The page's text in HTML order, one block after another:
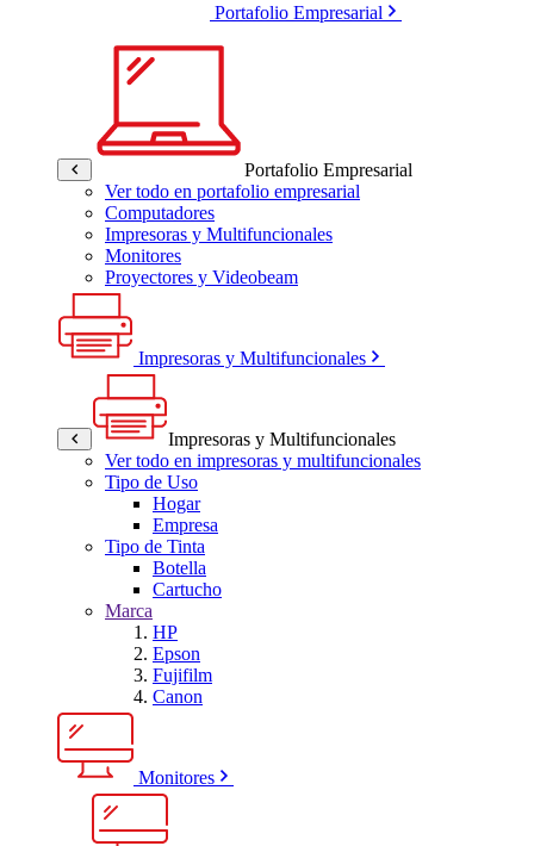
Portafolio Empresarial
Portafolio Empresarial
Ver todo en portafolio empresarial
Computadores
Impresoras y Multifuncionales
Monitores
Proyectores y Videobeam
Impresoras y Multifuncionales
Impresoras y Multifuncionales
Ver todo en impresoras y multifuncionales
Tipo de Uso
Hogar
Empresa
Tipo de Tinta
Botella
Cartucho
Marca
HP
Epson
Fujifilm
Canon
Monitores